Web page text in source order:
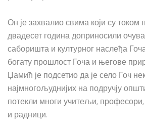
Он је захвалио свима који су током
двадесет година доприносили
саборишта и културног наслеђа
богату прошлост Гоча и његове
Џамић је подсетио да је село Гоч
најмногољуднијих на подручју
потекли многи учитељи,
и радници.